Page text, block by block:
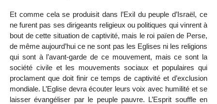
Et comme cela se produisit dans l’Exil du peuple d’Israël, ce
ne furent pas ses dirigeants religieux ou politiques qui vinrent à
bout de cette situation de captivité, mais le roi païen de Perse,
de même aujourd’hui ce ne sont pas les Eglises ni les religions
qui sont à l’avant-garde de ce mouvement, mais ce sont la
société civile et les mouvements sociaux et populaires qui
proclament que doit finir ce temps de captivité et d’exclusion
mondiale. L’Eglise devra écouter leurs voix avec humilité et se
laisser évangéliser par le peuple pauvre. L’Esprit souffle en